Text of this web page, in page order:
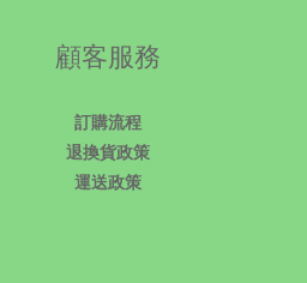
顧客服務
訂購流程
退換貨政策
運送政策